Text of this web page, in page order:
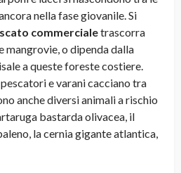
nella fase giovanile. Si
commercialetrascorra
mangrovie, o dipenda dalla
a queste foreste costiere.
e varani cacciano tra
anche diversi animali a rischio
bastarda olivacea, il
la cernia gigante atlantica,